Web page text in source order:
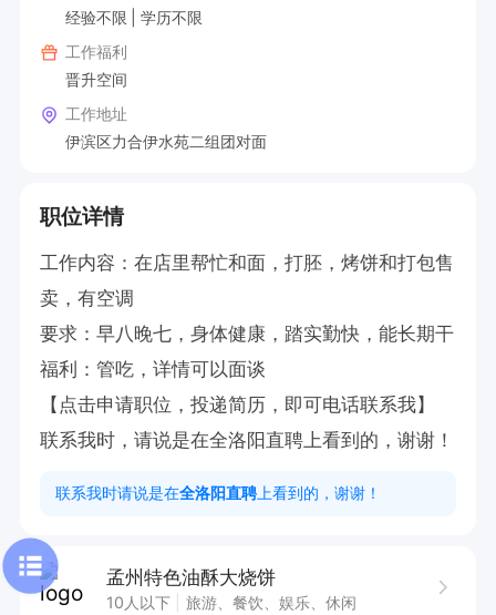
经验不限
学历不限
工作福利
晋升空间
工作地址
伊滨区力合伊水苑二组团对面
职位详情
工作内容：在店里帮忙和面，打胚，烤饼和打包售
卖，有空调
要求：早八晚七，身体健康，踏实勤快，能长期干
福利：管吃，详情可以面谈
【点击申请职位，投递简历，即可电话联系我】
联系我时，请说是在全洛阳直聘上看到的，谢谢！
联系我时请说是在全洛阳直聘 上看到的，谢谢！
孟州特色油酥大烧饼
10人以下 旅游、餐饮、娱乐、休闲